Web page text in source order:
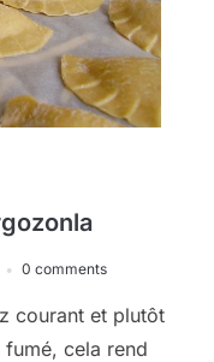
0 comments
courant et plutôt
cela rend